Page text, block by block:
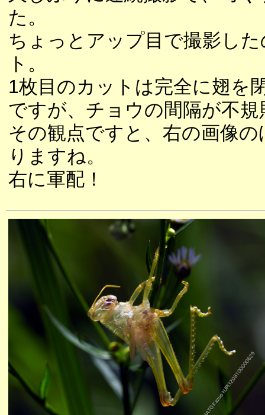
た。
ちょっとアップ目で撮影し
ト。
1枚目のカットは完全に翅を
ですが、チョウの間隔が不
その観点ですと、右の画像
りますね。
右に軍配！